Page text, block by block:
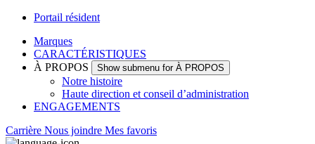
Portail résident
Marques
CARACTÉRISTIQUES
À PROPOS
Show submenu for À PROPOS
Notre histoire
Haute direction et conseil d’administration
ENGAGEMENTS
Carrière Nous joindre Mes favoris